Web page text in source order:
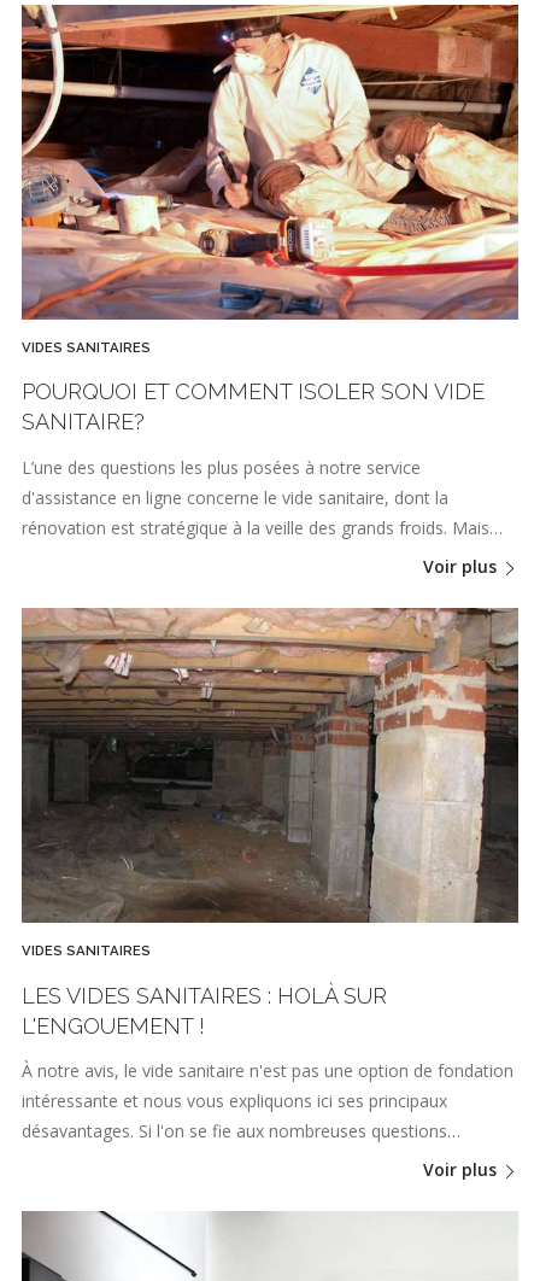
VIDES SANITAIRES
POURQUOI ET COMMENT ISOLER SON VIDE
SANITAIRE?
L’une des questions les plus posées à notre service
d'assistance en ligne concerne le vide sanitaire, dont la
rénovation est stratégique à la veille des grands froids. Mais…
Voir plus
VIDES SANITAIRES
LES VIDES SANITAIRES : HOLÀ SUR
L'ENGOUEMENT !
À notre avis, le vide sanitaire n'est pas une option de fondation
intéressante et nous vous expliquons ici ses principaux
désavantages. Si l'on se fie aux nombreuses questions…
Voir plus